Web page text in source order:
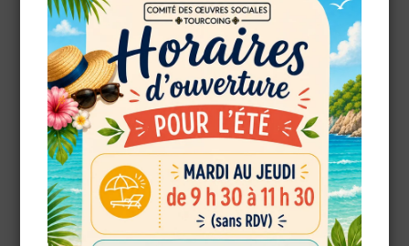
OK
European Commission |
Cookies Policy